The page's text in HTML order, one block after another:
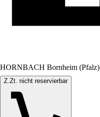
HORNBACH Bornheim (Pfalz)
Z.Zt. nicht reservierbar